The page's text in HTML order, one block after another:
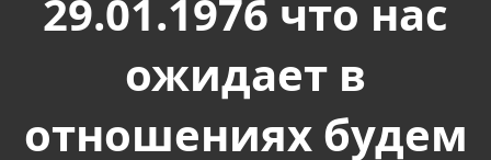
29.01.1976 что нас
ожидает в
отношениях будем